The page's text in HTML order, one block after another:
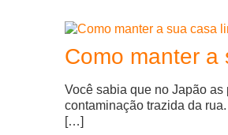
Como manter a
Você sabia que no Japão
contaminação trazida da
[…]